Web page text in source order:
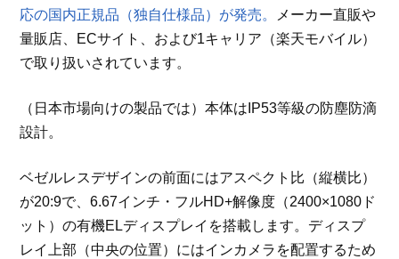
応の国内正規品（独自仕様品）が発売。
メーカー直販や
量販店、ECサイト、および1キャリア（楽天モバイル）
で取り扱いされています。
（日本市場向けの製品では）本体はIP53等級の防塵防滴
設計。
ベゼルレスデザインの前面にはアスペクト比（縦横比）
が20:9で、6.67インチ・フルHD+解像度（2400×1080ド
ット）の有機ELディスプレイを搭載します。ディスプ
レイ上部（中央の位置）にはインカメラを配置するため